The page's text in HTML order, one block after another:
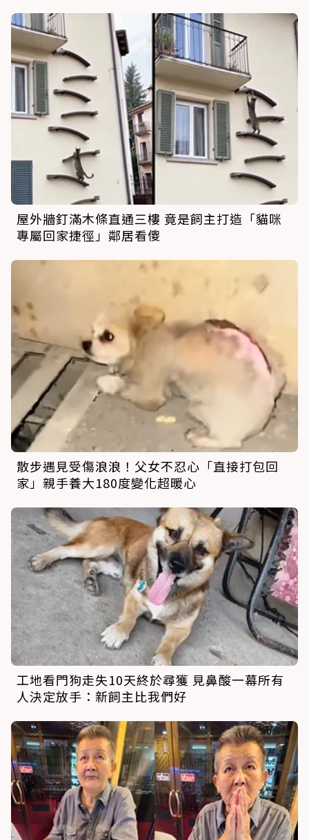
屋外牆釘滿木條直通三樓 竟是飼主打造「貓咪
專屬回家捷徑」鄰居看傻
散步遇見受傷浪浪！父女不忍心「直接打包回
家」親手養大180度變化超暖心
工地看門狗走失10天終於尋獲 見鼻酸一幕所有
人決定放手：新飼主比我們好